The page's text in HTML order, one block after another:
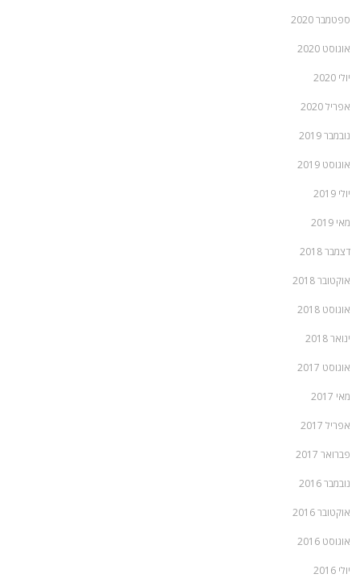
ספטמבר 2020
אוגוסט 2020
יולי 2020
אפריל 2020
נובמבר 2019
אוגוסט 2019
יולי 2019
מאי 2019
דצמבר 2018
אוקטובר 2018
אוגוסט 2018
ינואר 2018
אוגוסט 2017
מאי 2017
אפריל 2017
פברואר 2017
נובמבר 2016
אוקטובר 2016
אוגוסט 2016
יולי 2016